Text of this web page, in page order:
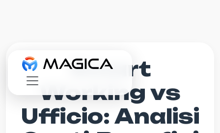
Smart
Working vs
Ufficio: Analisi